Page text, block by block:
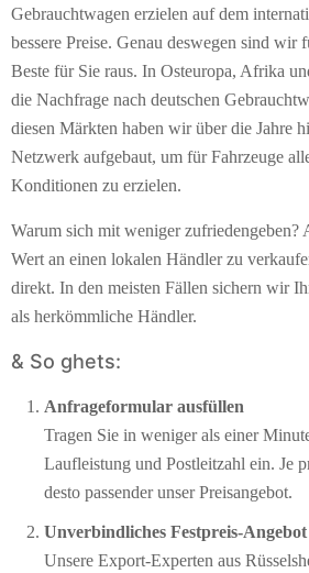
Gebrauchtwagen erzielen auf dem
bessere Preise. Genau deswegen sind wir
Beste für Sie raus. In Osteuropa, Afrika
die Nachfrage nach deutschen
diesen Märkten haben wir über die Jahre
Netzwerk aufgebaut, um für Fahrzeuge
Konditionen zu erzielen.
Warum sich mit weniger zufriedengeben?
Wert an einen lokalen Händler zu
direkt. In den meisten Fällen sichern wir
als herkömmliche Händler.
& So ghets:
Anfrageformular ausfüllen
Tragen Sie in weniger als einer
Laufleistung und Postleitzahl ein. Je
desto passender unser Preisangebot.
Unverbindliches Festpreis-
Unsere Export-Experten aus